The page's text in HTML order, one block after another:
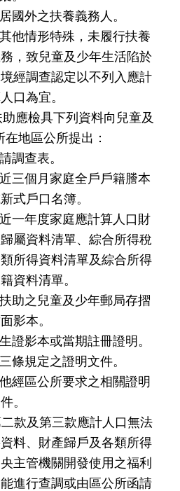
國外之扶養義務人。
他情形特殊，未履行扶養
，致兒童及少年生活陷於
經調查認定以不列入應計
口為宜。
檢具下列資料向兒童及
在地區公所提出：
調查表。
三個月家庭全戶戶籍謄本
式戶口名簿。
一年度家庭應計算人口財
屬資料清單、綜合所得稅
所得資料清單及綜合所得
資料清單。
助之兒童及少年郵局存摺
影本。
證影本或當期註冊證明。
條規定之證明文件。
經區公所要求之相關證明
。
款及第三款應計人口無法
料、財產歸戶及各類所得
主管機關開發使用之福利
進行查調或由區公所函請